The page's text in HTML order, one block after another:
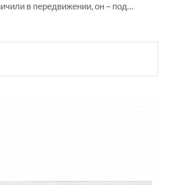
в передвижении, он – под…